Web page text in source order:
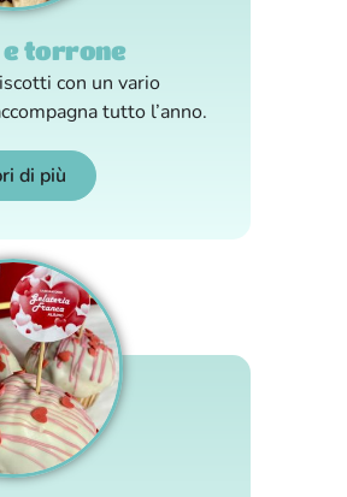
torrone
con un vario
tutto l’anno.
di più